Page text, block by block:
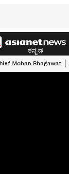
ಕನ್ನಡ
Mohan Bhagawat